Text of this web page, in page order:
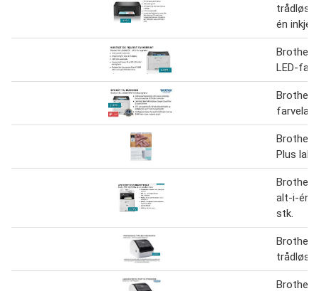
trådløs
én
Brother
LED-
Brother
Brother
Plus
Brother
alt-i-én
stk.
Brother
trådløs
Brother